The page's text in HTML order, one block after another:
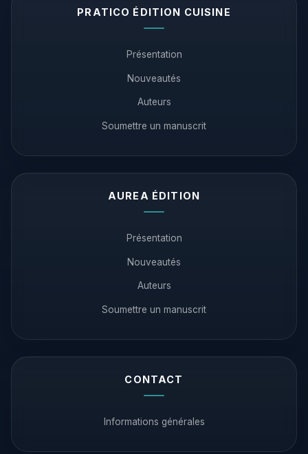
PRATICO ÉDITION CUISINE
Présentation
Nouveautés
Auteurs
Soumettre un manuscrit
AUREA ÉDITION
Présentation
Nouveautés
Auteurs
Soumettre un manuscrit
CONTACT
Informations générales